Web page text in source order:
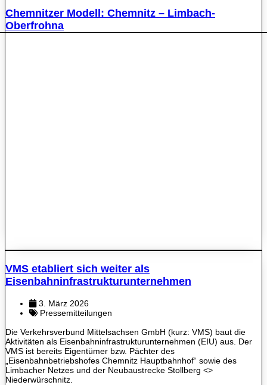
Chemnitzer Modell: Chemnitz – Limbach-
Oberfrohna
VMS etabliert sich weiter als
Eisenbahninfrastrukturunternehmen
3. März 2026
Pressemitteilungen
Die Verkehrsverbund Mittelsachsen GmbH (kurz: VMS) baut die
Aktivitäten als Eisenbahninfrastrukturunternehmen (EIU) aus. Der
VMS ist bereits Eigentümer bzw. Pächter des
„Eisenbahnbetriebshofes Chemnitz Hauptbahnhof“ sowie des
Limbacher Netzes und der Neubaustrecke Stollberg <>
Niederwürschnitz.